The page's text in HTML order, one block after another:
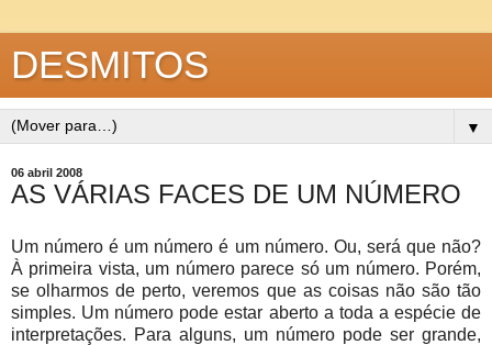
DESMITOS
▼
06 abril 2008
AS VÁRIAS FACES DE UM NÚMERO
Um número é um número é um número. Ou, será que não?
À primeira vista, um número parece só um número. Porém,
se olharmos de perto, veremos que as coisas não são tão
simples. Um número pode estar aberto a toda a espécie de
interpretações. Para alguns, um número pode ser grande,